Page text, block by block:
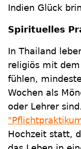
Indien Glück
Spirituelles
In Thailand
religiös mit
fühlen,
Wochen als
oder Lehrer
Hochzeit statt,